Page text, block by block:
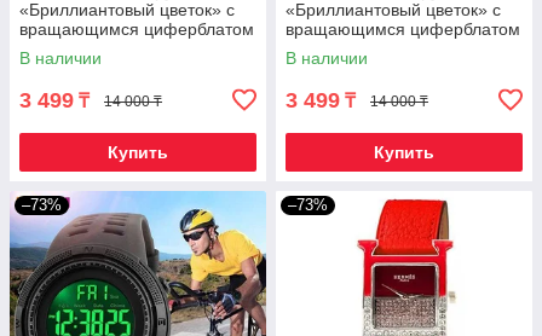
«Бриллиантовый цветок» с
вращающимся циферблатом
и магнитным ремешком
(Фиолетовый)
В наличии
3 499 ₸ 14 000 ₸
Купить
«Бриллиантовый цветок» с
вращающимся циферблатом
и магнитным ремешком
(Синий)
В наличии
3 499 ₸ 14 000 ₸
Купить
–73% –73%